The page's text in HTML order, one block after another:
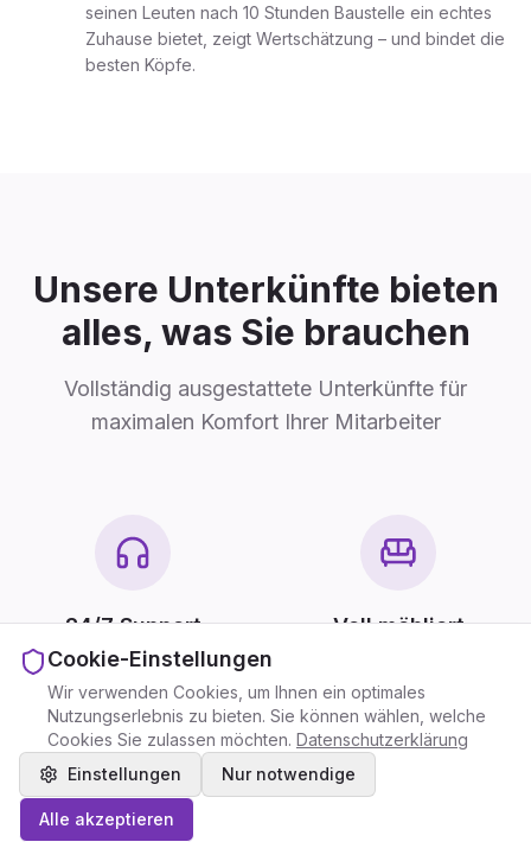
seinen Leuten nach 10 Stunden Baustelle ein echtes
Zuhause bietet, zeigt Wertschätzung – und bindet die
besten Köpfe.
Unsere Unterkünfte bieten
alles, was Sie brauchen
Vollständig ausgestattete Unterkünfte für
maximalen Komfort Ihrer Mitarbeiter
24/7 Support
Persönlicher Support –
jederzeit, wenn Sie uns
brauchen
Voll möbliert
hochwertig – Einrichtung
individuell nach Ihrem Bedarf
und Budget
Cookie-Einstellungen
Wir verwenden Cookies, um Ihnen ein optimales
Nutzungserlebnis zu bieten. Sie können wählen, welche
Cookies Sie zulassen möchten. Datenschutzerklärung
Einstellungen
Nur notwendige
Alle akzeptieren